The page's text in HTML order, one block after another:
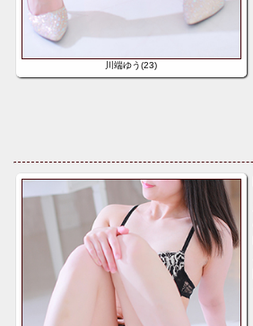
川端ゆう(23)